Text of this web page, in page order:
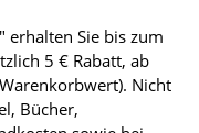
erhalten Sie bis zum
5 € Rabatt, ab
Nicht
Bücher,